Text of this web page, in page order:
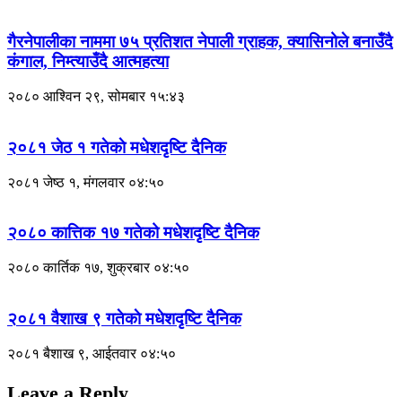
गैरनेपालीका नाममा ७५ प्रतिशत नेपाली ग्राहक, क्यासिनोले बनाउँदै
कंगाल, निम्त्याउँदै आत्महत्या
२०८० आश्विन २९, सोमबार १५:४३
२०८१ जेठ १ गतेकाे मधेशदृष्टि दैनिक
२०८१ जेष्ठ १, मंगलवार ०४:५०
२०८० कात्तिक १७ गतेको मधेशदृष्टि दैनिक
२०८० कार्तिक १७, शुक्रबार ०४:५०
२०८१ वैशाख ९ गतेकाे मधेशदृष्टि दैनिक
२०८१ बैशाख ९, आईतवार ०४:५०
Leave a Reply